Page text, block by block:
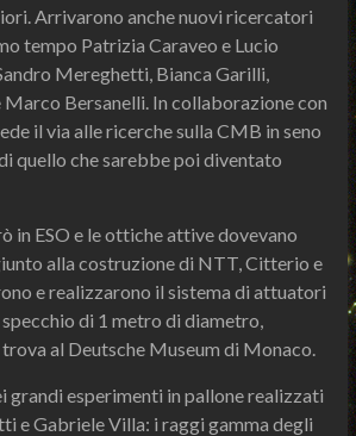
Arrivarono anche nuovi ricercatori
tempo Patrizia Caraveo e Lucio
Mereghetti, Bianca Garilli,
Bersanelli. In collaborazione con
il via alle ricerche sulla CMB in seno
quello che sarebbe poi diventato
in ESO e le ottiche attive dovevano
alla costruzione di NTT, Citterio e
e realizzarono il sistema di attuatori
di 1 metro di diametro,
al Deutsche Museum di Monaco.
grandi esperimenti in pallone realizzati
e Gabriele Villa: i raggi gamma degli